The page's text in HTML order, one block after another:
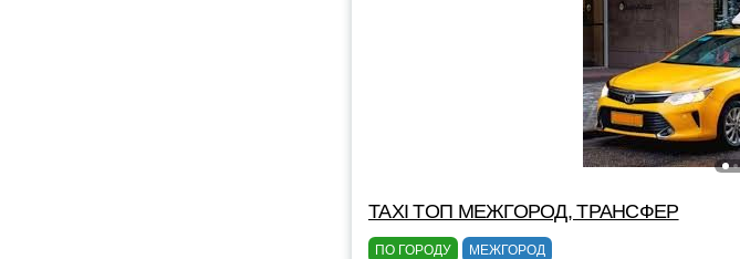
TAXI TOП МЕЖГОРОД, ТРАНСФЕР
ПО ГОРОДУ МЕЖГОРОД